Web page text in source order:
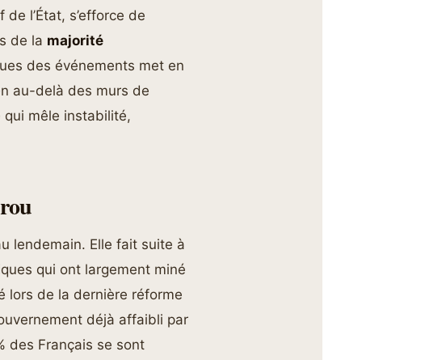
l’État, s’efforce de
de la majorité
des événements met en
au-delà des murs de
qui mêle instabilité,
lendemain. Elle fait suite à
qui ont largement miné
lors de la dernière réforme
déjà affaibli par
des Français se sont